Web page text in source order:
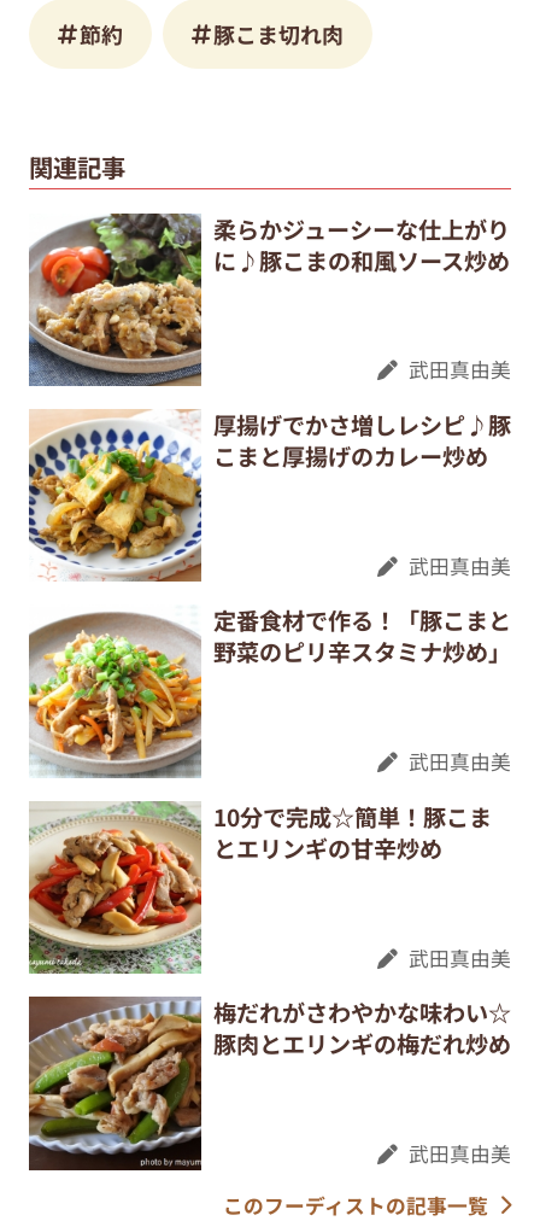
節約 豚こま切れ肉
関連記事
柔らかジューシーな仕上がり
に♪豚こまの和風ソース炒め
武田真由美
厚揚げでかさ増しレシピ♪豚
こまと厚揚げのカレー炒め
武田真由美
定番食材で作る！「豚こまと
野菜のピリ辛スタミナ炒め」
武田真由美
10分で完成☆簡単！豚こま
とエリンギの甘辛炒め
武田真由美
梅だれがさわやかな味わい☆
豚肉とエリンギの梅だれ炒め
武田真由美
このフーディストの記事一覧